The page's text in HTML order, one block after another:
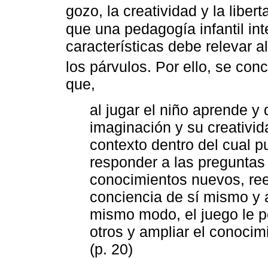
gozo, la creatividad y la
que una pedagogía infantil
características debe relevar
los párvulos. Por ello, se
que,
al jugar el niño aprende y
imaginación y su
contexto dentro del cual
responder a las
conocimientos nuevos,
conciencia de sí mismo y
mismo modo, el juego le
otros y ampliar el
(p. 20)